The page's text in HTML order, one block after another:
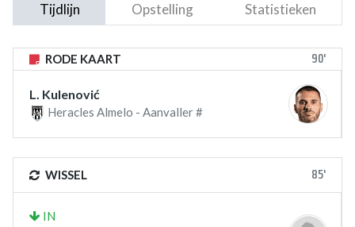
Tijdlijn Opstelling Statistieken
RODE KAART 90'
L. Kulenović
Heracles Almelo - Aanvaller #
WISSEL 85'
IN